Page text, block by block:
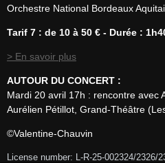
Orchestre National Bordeaux
Tarif 7 : de 10 à 50 € - Durée :
> En savoir plus
AUTOUR DU CONCERT :
Mardi 20 avril 17h : rencontre avec
Aurélien Pétillot, Grand-Théâtre
©Valentine-Chauvin
License number: L-R-25-002324/2326/